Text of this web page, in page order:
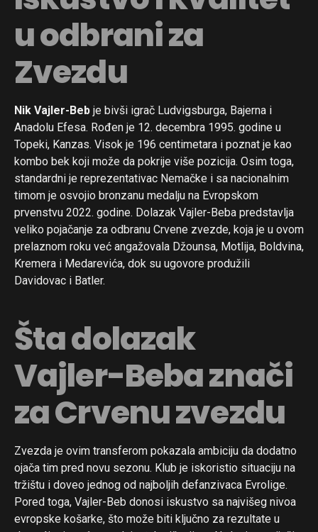
u odbrani za
Zvezdu
Nik Vajler-Beb je bivši igrač Ludvigsburga, Bajerna i
Anadolu Efesa. Rođen je 12. decembra 1995. godine u
Topeki, Kanzas. Visok je 196 centimetara i poznat je kao
kombo bek koji može da pokrije više pozicija. Osim toga,
standardni je reprezentativac Nemačke i sa nacionalnim
timom je osvojio bronzanu medalju na Evropskom
prvenstvu 2022. godine. Dolazak Vajler-Beba predstavlja
veliko pojačanje za odbranu Crvene zvezde, koja je u ovom
prelaznom roku već angažovala Džounsa, Motlija, Boldvina,
Kremera i Medarevića, dok su ugovore produžili
Davidovac i Batler.
Šta dolazak
Vajler-Beba znači
za Crvenu zvezdu
Zvezda je ovim transferom pokazala ambiciju da dodatno
ojača tim pred novu sezonu. Klub je iskoristio situaciju na
tržištu i doveo jednog od najboljih defanzivaca Evrolige.
Pored toga, Vajler-Beb donosi iskustvo sa najvišeg nivoa
evropske košarke, što može biti ključno za rezultate u